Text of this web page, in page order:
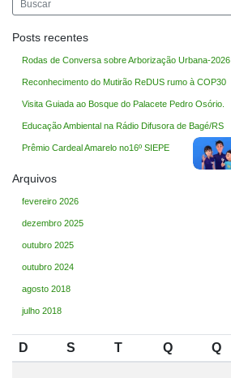
Posts recentes
Rodas de Conversa sobre Arborização Urbana-2026
Reconhecimento do Mutirão ReDUS rumo à COP30
Visita Guiada ao Bosque do Palacete Pedro Osório.
Educação Ambiental na Rádio Difusora de Bagé/RS
Prêmio Cardeal Amarelo no16º SIEPE
Arquivos
fevereiro 2026
dezembro 2025
outubro 2025
outubro 2024
agosto 2018
julho 2018
D S T Q Q